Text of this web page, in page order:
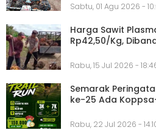
Sabtu, 01 Agu 2026 -
Harga Sawit
Rp42,50/Kg,
Rabu, 15 Jul 2026 -
Semarak
ke-25 Ada
Rabu, 22 Jul 2026 -